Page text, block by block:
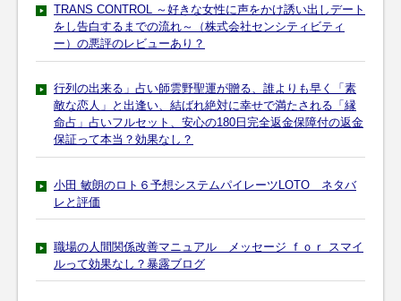
TRANS CONTROL ～好きな女性に声をかけ誘い出しデート
をし告白するまでの流れ～（株式会社センシティビティ
ー）の悪評のレビューあり？
行列の出来る」占い師雲野聖運が贈る、誰よりも早く「素
敵な恋人」と出逢い、結ばれ絶対に幸せで満たされる「縁
命占」占いフルセット、安心の180日完全返金保障付の返金
保証って本当？効果なし？
小田 敏朗のロト６予想システムパイレーツLOTO ネタバ
レと評価
職場の人間関係改善マニュアル メッセージ ｆｏｒ スマイ
ルって効果なし？暴露ブログ